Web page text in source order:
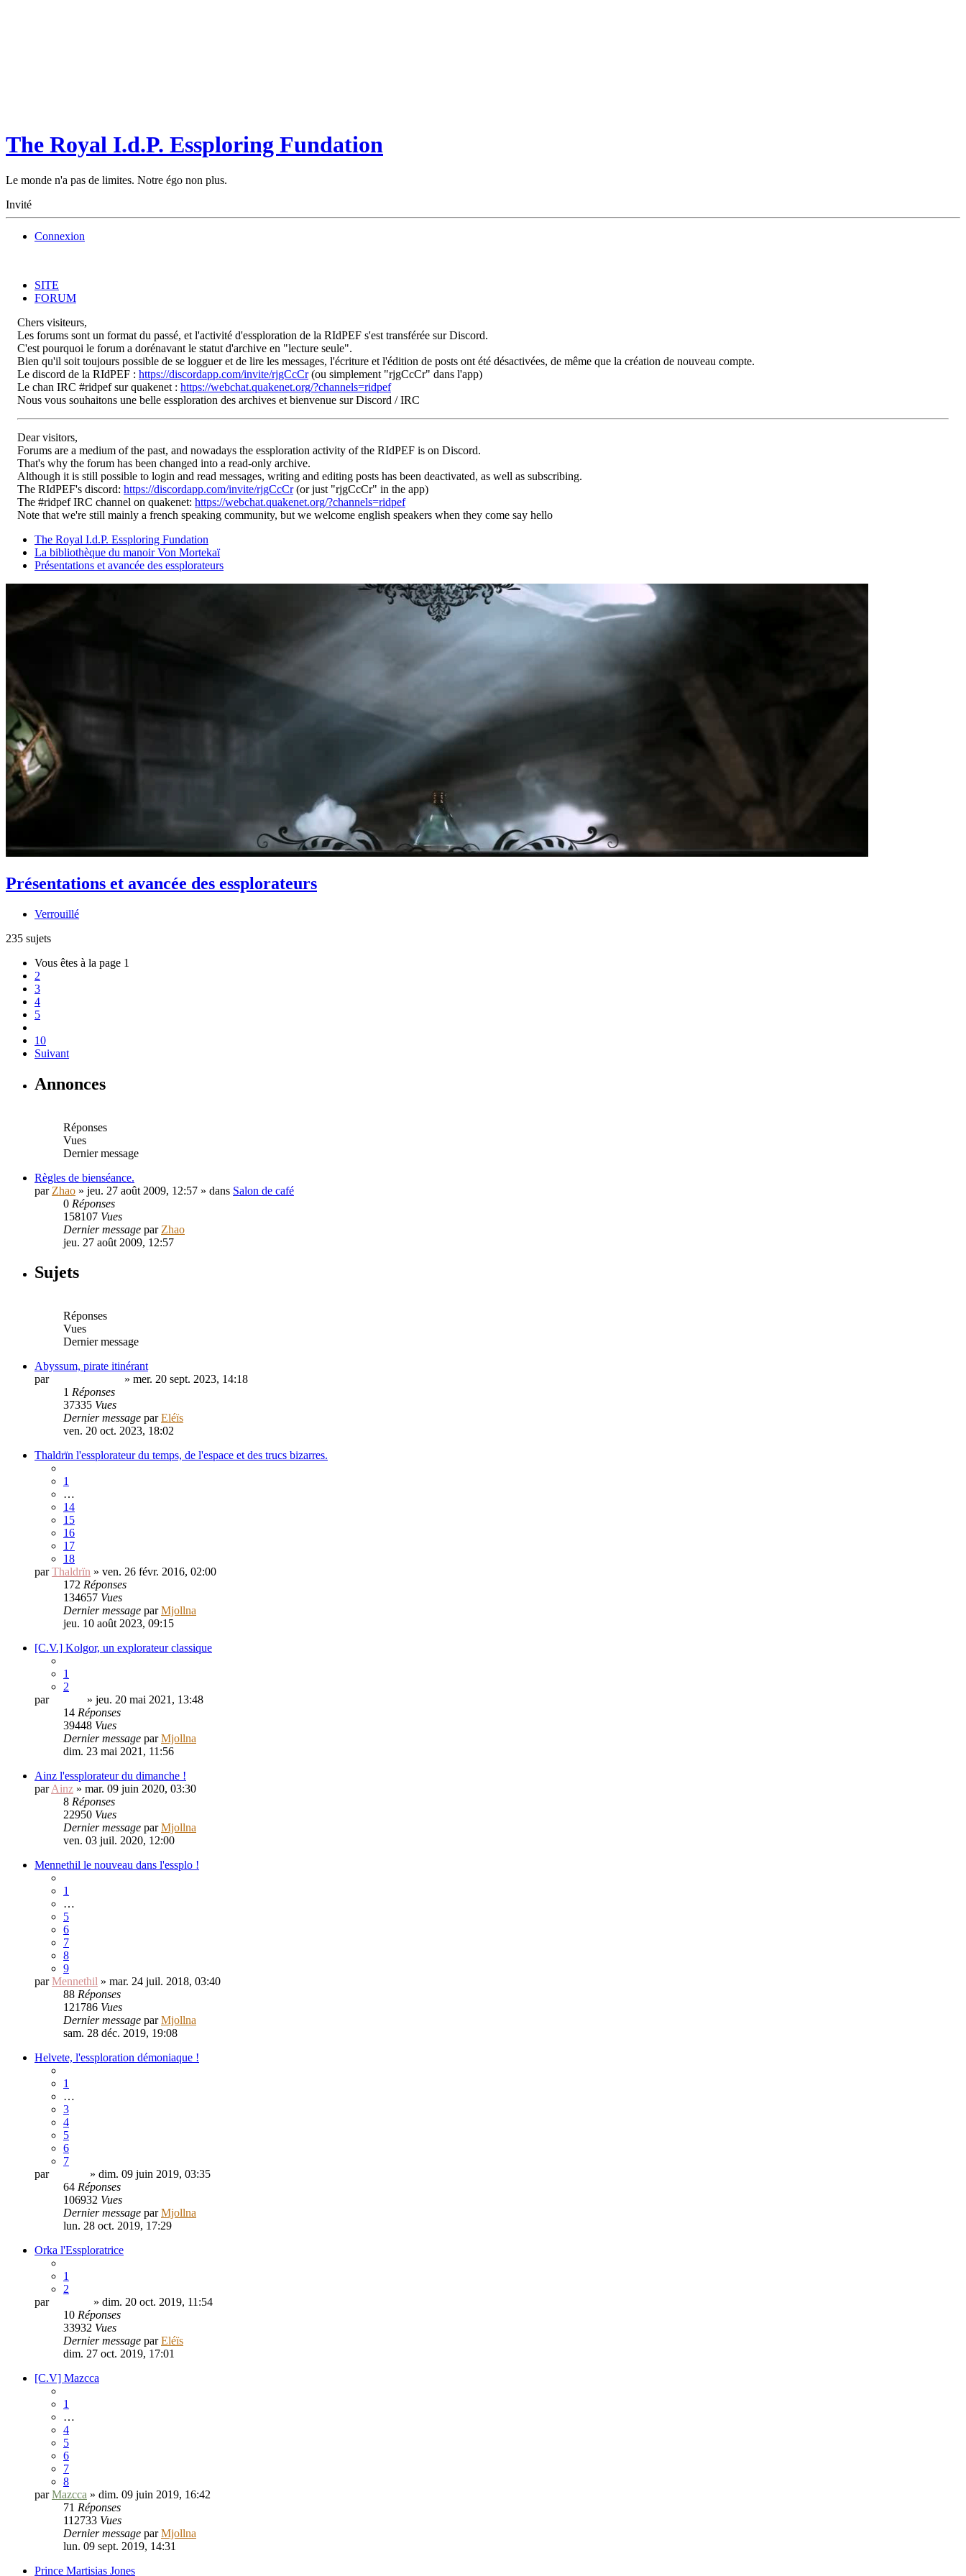
The Royal I.d.P. Essploring Fundation
Le monde n'a pas de limites. Notre égo non plus.
Invité
Connexion
SITE
FORUM
Chers visiteurs,
Les forums sont un format du passé, et l'activité d'essploration de la RIdPEF s'est transférée sur Discord.
C'est pourquoi le forum a dorénavant le statut d'archive en "lecture seule".
Bien qu'il soit toujours possible de se logguer et de lire les messages, l'écriture et l'édition de posts ont été désactivées, de même que la création de nouveau compte.
Le discord de la RIdPEF : https://discordapp.com/invite/rjgCcCr(ou simplement "rjgCcCr" dans l'app)
Le chan IRC #ridpef sur quakenet : https://webchat.quakenet.org/?channels=ridpef
Nous vous souhaitons une belle essploration des archives et bienvenue sur Discord / IRC
Dear visitors,
Forums are a medium of the past, and nowadays the essploration activity of the RIdPEF is on Discord.
That's why the forum has been changed into a read-only archive.
Although it is still possible to login and read messages, writing and editing posts has been deactivated, as well as subscribing.
The RIdPEF's discord: https://discordapp.com/invite/rjgCcCr(or just "rjgCcCr" in the app)
The #ridpef IRC channel on quakenet: https://webchat.quakenet.org/?channels=ridpef
Note that we're still mainly a french speaking community, but we welcome english speakers when they come say hello
The Royal I.d.P. Essploring Fundation
La bibliothèque du manoir Von Mortekaï
Présentations et avancée des essplorateurs
Présentations et avancée des essplorateurs
Verrouillé
235 sujets
Vous êtes à la page 1
2
3
4
5
10
Suivant
Annonces
Réponses
Vues
Dernier message
Règles de bienséance.
par Zhao » jeu. 27 août 2009, 12:57 » dans Salon de café
0 Réponses
158107 Vues
Dernier message par Zhao
jeu. 27 août 2009, 12:57
Sujets
Réponses
Vues
Dernier message
Abyssum, pirate itinérant
par
» mer. 20 sept. 2023, 14:18
1 Réponses
37335 Vues
Dernier message parEléïs
ven. 20 oct. 2023, 18:02
Thaldrïn l'essplorateur du temps, de l'espace et des trucs bizarres.
1
…
14
15
16
17
18
parThaldrïn » ven. 26 févr. 2016, 02:00
172 Réponses
134657 Vues
Dernier message parMjollna
jeu. 10 août 2023, 09:15
[C.V.] Kolgor, un explorateur classique
1
2
par
» jeu. 20 mai 2021, 13:48
14 Réponses
39448 Vues
Dernier message parMjollna
dim. 23 mai 2021, 11:56
Ainz l'essplorateur du dimanche !
parAinz » mar. 09 juin 2020, 03:30
8 Réponses
22950 Vues
Dernier message parMjollna
ven. 03 juil. 2020, 12:00
Mennethil le nouveau dans l'essplo !
1
…
5
6
7
8
9
parMennethil » mar. 24 juil. 2018, 03:40
88 Réponses
121786 Vues
Dernier message parMjollna
sam. 28 déc. 2019, 19:08
Helvete, l'essploration démoniaque !
1
…
3
4
5
6
7
par
» dim. 09 juin 2019, 03:35
64 Réponses
106932 Vues
Dernier message parMjollna
lun. 28 oct. 2019, 17:29
Orka l'Essploratrice
1
2
par
» dim. 20 oct. 2019, 11:54
10 Réponses
33932 Vues
Dernier message parEléïs
dim. 27 oct. 2019, 17:01
[C.V] Mazcca
1
…
4
5
6
7
8
parMazcca » dim. 09 juin 2019, 16:42
71 Réponses
112733 Vues
Dernier message parMjollna
lun. 09 sept. 2019, 14:31
Prince Martisias Jones